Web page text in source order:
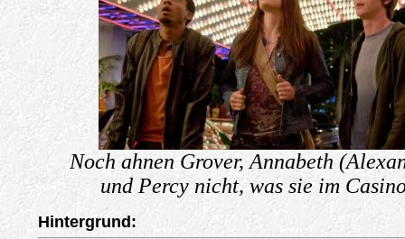
Noch ahnen Grover, Annabeth
und Percy nicht, was sie im
Hintergrund: